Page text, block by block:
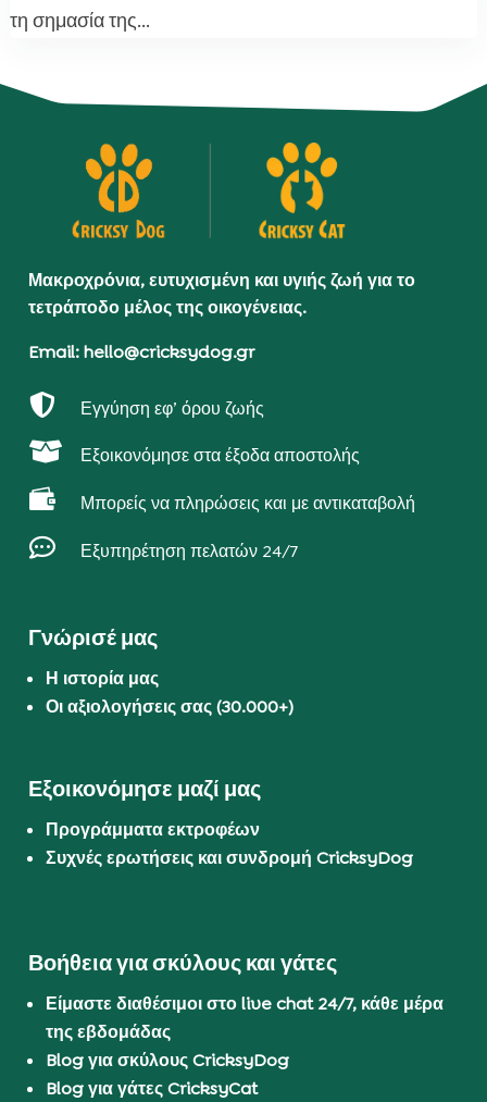
τη σημασία της...
Μακροχρόνια, ευτυχισμένη και υγιής ζωή για το
τετράποδο μέλος της οικογένειας.
Email: hello@cricksydog.gr
 Εγγύηση εφ’ όρου ζωής
 Εξοικονόμησε στα έξοδα αποστολής
 Μπορείς να πληρώσεις και με αντικαταβολή
 Εξυπηρέτηση πελατών 24/7
Γνώρισέ μας
Η ιστορία μας
Οι αξιολογήσεις σας (30.000+)
Εξοικονόμησε μαζί μας
Προγράμματα εκτροφέων
Συχνές ερωτήσεις και συνδρομή CricksyDog
Βοήθεια για σκύλους και γάτες
Είμαστε διαθέσιμοι στο live chat 24/7, κάθε μέρα
της εβδομάδας
Blog για σκύλους CricksyDog
Blog για γάτες CricksyCat